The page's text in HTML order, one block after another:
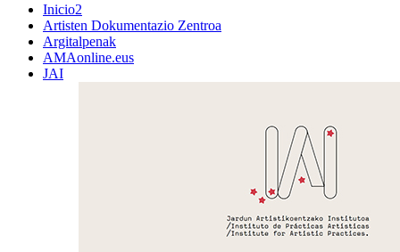
Inicio2
Artisten Dokumentazio Zentroa
Argitalpenak
AMAonline.eus
JAI